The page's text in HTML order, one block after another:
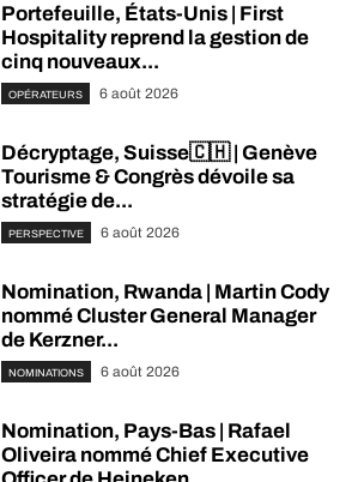
Portefeuille, États-Unis | First
Hospitality reprend la gestion de
cinq nouveaux...
OPÉRATEURS 6 août 2026
Décryptage, Suisse🇨🇭 | Genève
Tourisme & Congrès dévoile sa
stratégie de...
PERSPECTIVE 6 août 2026
Nomination, Rwanda | Martin Cody
nommé Cluster General Manager
de Kerzner...
NOMINATIONS 6 août 2026
Nomination, Pays-Bas | Rafael
Oliveira nommé Chief Executive